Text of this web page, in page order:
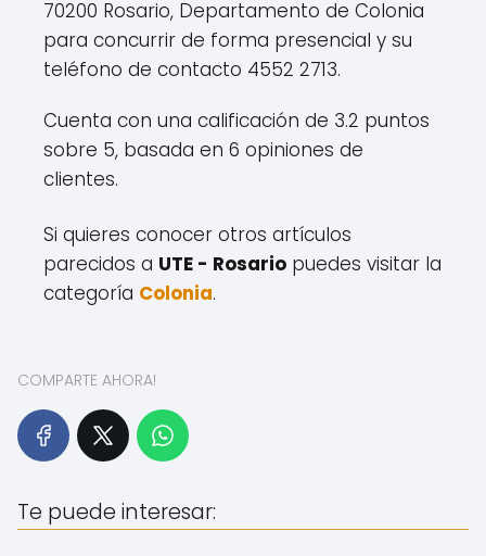
70200 Rosario, Departamento de Colonia
para concurrir de forma presencial y su
teléfono de contacto 4552 2713.
Cuenta con una calificación de 3.2 puntos
sobre 5, basada en 6 opiniones de
clientes.
Si quieres conocer otros artículos
parecidos a UTE - Rosario puedes visitar la
categoría Colonia.
COMPARTE AHORA!
Te puede interesar: